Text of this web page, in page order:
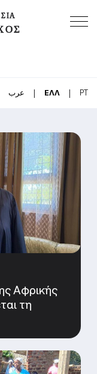
عرب | ΕΛΛ | PT
Αφρικής
τη